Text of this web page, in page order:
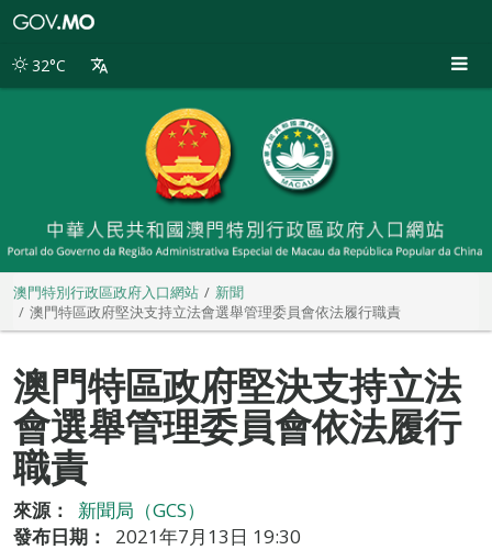
別
32°C
澳門特別行政區政府入口網站
新聞
澳門特區政府堅決支持立法會選舉管理委員會依法履行職責
澳門特區政府堅決支持立法
會選舉管理委員會依法履行
職責
來源：
新聞局（GCS）
發布日期：
2021年7月13日 19:30